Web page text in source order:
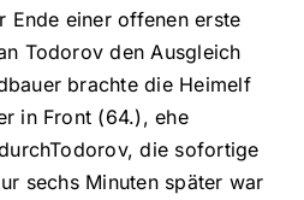
Ende einer offenen erste
Todorov den Ausgleich
brachte die Heimelf
in Front (64.), ehe
die sofortige
sechs Minuten später war